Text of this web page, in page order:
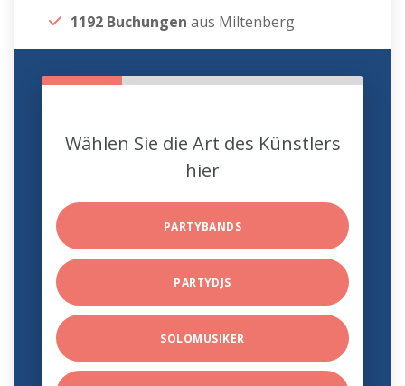
1192 Buchungen aus Miltenberg
Wählen Sie die Art des Künstlers
hier
PARTYBANDS
PARTYDJS
SOLOMUSIKER